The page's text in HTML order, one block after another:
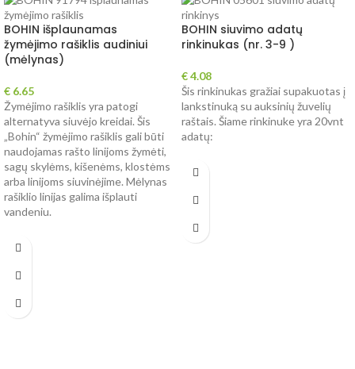
BOHIN išplaunamas
žymėjimo rašiklis audiniui
(mėlynas)
€ 6.65
Žymėjimo rašiklis yra patogi
alternatyva siuvėjo kreidai. Šis
„Bohin“ žymėjimo rašiklis gali būti
naudojamas rašto linijoms žymėti,
sagų skylėms, kišenėms, klostėms
arba linijoms siuvinėjime. Mėlynas
rašiklio linijas galima išplauti
vandeniu.
BOHIN siuvimo adatų
rinkinukas (nr. 3-9 )
€4.08
Šis rinkinukas gražiai supakuotas į
lankstinuką su auksinių žuvelių
raštais. Šiame rinkinuke yra 20vnt
adatų: